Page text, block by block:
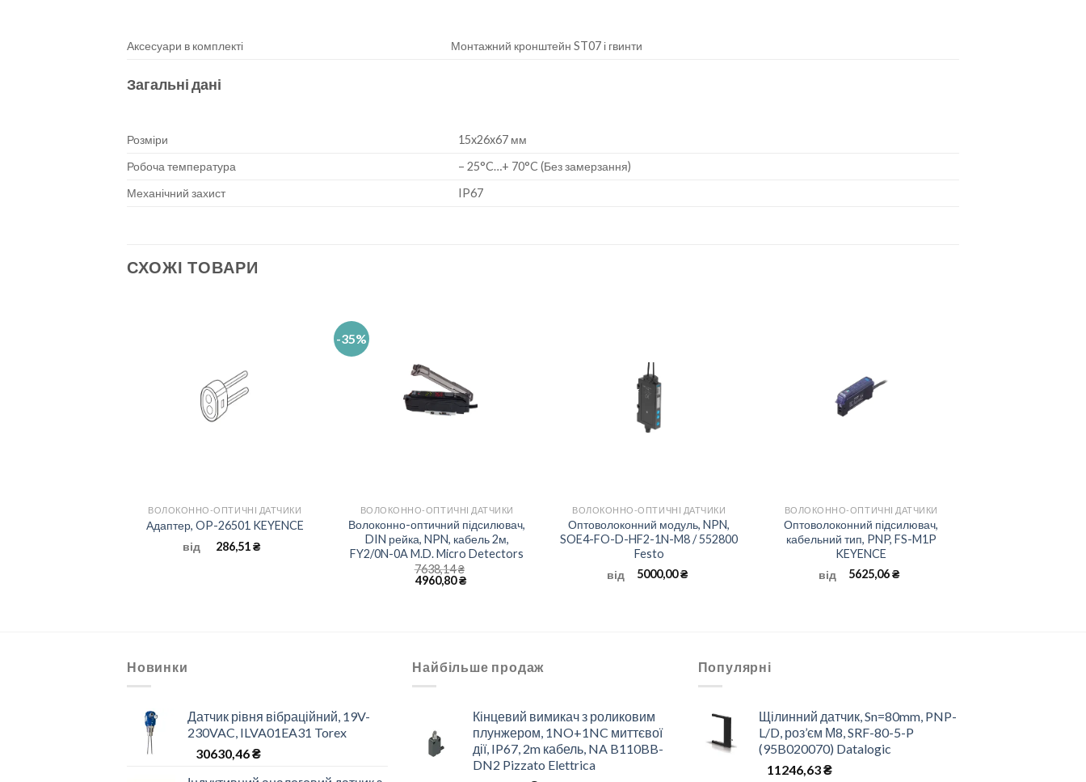
Аксесуари в комплекті Монтажний кронштейн ST07 і гвинти
Загальні дані
Розміри
15x26x67 мм
Робоча температура
– 25°C…+ 70°C (Без замерзання)
Механічний захист
IP67
СХОЖІ ТОВАРИ
ВОЛОКОННО-ОПТИЧНІ ДАТЧИКИ
Адаптер, OP-26501 KEYENCE
від
286,51₴
-35%
ВОЛОКОННО-ОПТИЧНІ ДАТЧИКИ
Волоконно-оптичний підсилювач,
DIN рейка, NPN, кабель 2м,
FY2/0N-0A M.D. Micro Detectors
7638,14₴
4960,80₴
ВОЛОКОННО-ОПТИЧНІ ДАТЧИКИ
Оптоволоконний модуль, NPN,
SOE4-FO-D-HF2-1N-M8 / 552800
Festo
від
5000,00₴
ВОЛОКОННО-ОПТИЧНІ ДАТЧИКИ
Оптоволоконний підсилювач,
кабельний тип, PNP, FS-M1P
KEYENCE
від
5625,06₴
Новинки
Датчик рівня вібраційний, 19V-
230VAC, ILVA01EA31 Torex
30630,46₴
Найбільше продаж
Кінцевий вимикач з роликовим
плунжером, 1NO+1NC миттєвої
дії, IP67, 2m кабель, NA B110BB-
DN2 Pizzato Elettrica
Популярні
Щілинний датчик, Sn=80mm, PNP-
L/D, роз’єм М8, SRF-80-5-P
(95B020070) Datalogic
11246,63₴